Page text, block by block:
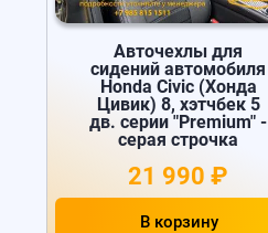
Авточехлы для
сидений автомобиля
Honda Civic (Хонда
Цивик) 8, хэтчбек 5
дв. серии "Premium" -
серая строчка
21 990 ₽
В корзину